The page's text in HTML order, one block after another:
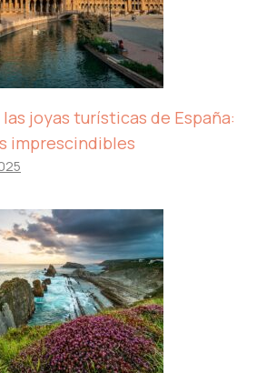
joyas turísticas de España:
imprescindibles